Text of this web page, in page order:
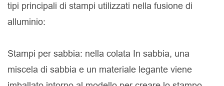
tipi principali di stampi utilizzati nella fusione di
alluminio:
Stampi per sabbia: nella colata In sabbia, una
miscela di sabbia e un materiale legante viene